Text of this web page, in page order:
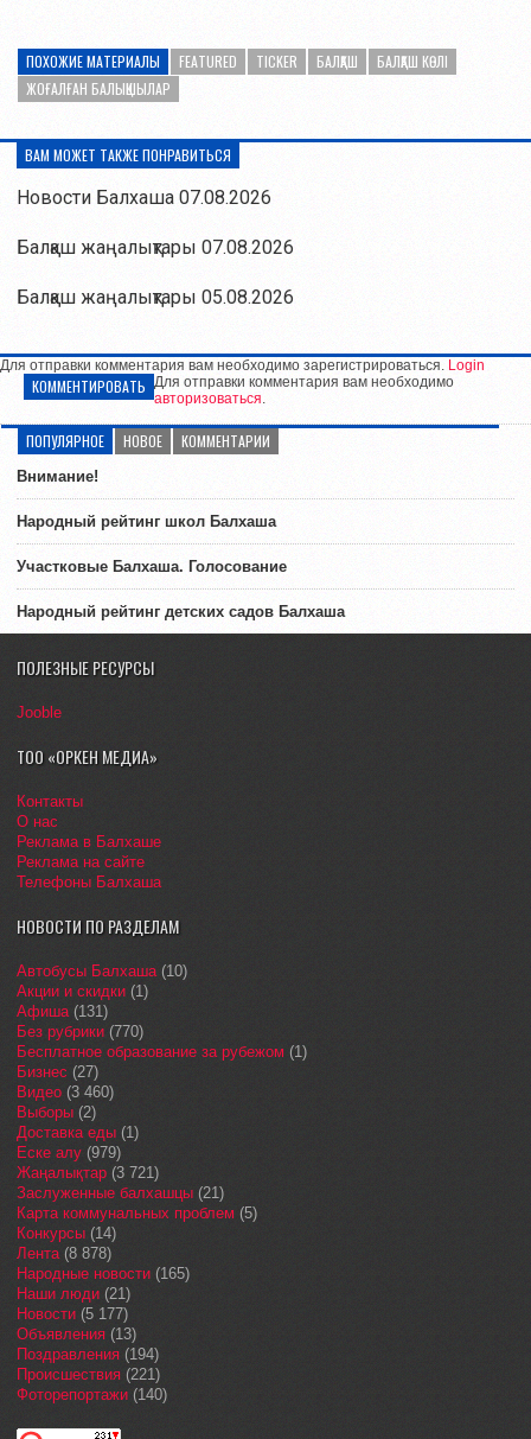
ПОХОЖИЕ МАТЕРИАЛЫ FEATURED TICKER БАЛҚАШ
БАЛҚАШ КӨЛІ
ЖОҒАЛҒАН БАЛЫҚШЫЛАР
ВАМ МОЖЕТ ТАКЖЕ ПОНРАВИТЬСЯ
Новости Балхаша 07.08.2026
Балқаш жаңалықтары 07.08.2026
Балқаш жаңалықтары 05.08.2026
Для отправки комментария вам необходимо зарегистрироваться. Login
КОММЕНТИРОВАТЬ Для отправки комментария вам необходимо
авторизоваться.
ПОПУЛЯРНОЕ НОВОЕ КОММЕНТАРИИ
Внимание!
Народный рейтинг школ Балхаша
Участковые Балхаша. Голосование
Народный рейтинг детских садов Балхаша
ПОЛЕЗНЫЕ РЕСУРСЫ
Jooble
ТОО «ОРКЕН МЕДИА»
Контакты
О нас
Реклама в Балхаше
Реклама на сайте
Телефоны Балхаша
НОВОСТИ ПО РАЗДЕЛАМ
Автобусы Балхаша(10)
Акции и скидки (1)
Афиша(131)
Без рубрики (770)
Бесплатное образование за рубежом (1)
Бизнес (27)
Видео (3 460)
Выборы (2)
Доставка еды (1)
Еске алу (979)
Жаңалықтар (3 721)
Заслуженные балхашцы (21)
Карта коммунальных проблем (5)
Конкурсы (14)
Лента(8 878)
Народные новости (165)
Наши люди (21)
Новости (5 177)
Объявления (13)
Поздравления (194)
Происшествия (221)
Фоторепортажи (140)